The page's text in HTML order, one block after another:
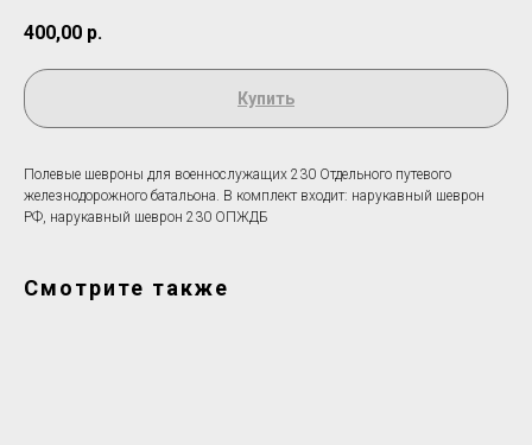
400,00 р.
Купить
Полевые шевроны для военнослужащих 230 Отдельного путевого
железнодорожного батальона. В комплект входит: нарукавный шеврон
РФ, нарукавный шеврон 230 ОПЖДБ
Смотрите также